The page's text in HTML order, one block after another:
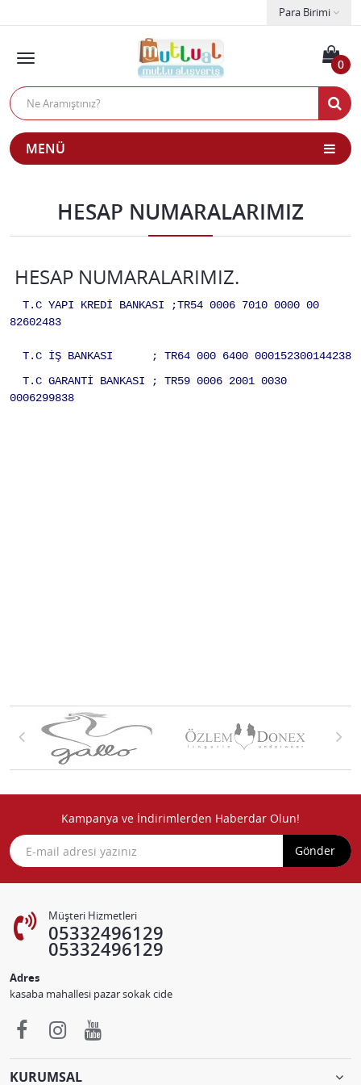
Para Birimi
0
MENÜ
HESAP NUMARALARIMIZ
HESAP NUMARALARIMIZ.
T.C YAPI KREDİ BANKASI ;TR54 0006 7010 0000 00
82602483
T.C İŞ BANKASI ; TR64 000 6400 000152300144238
T.C GARANTİ BANKASI ; TR59 0006 2001 0030
0006299838
Kampanya ve İndirimlerden Haberdar Olun!
Gönder
Müşteri Hizmetleri
05332496129
05332496129
Adres
kasaba mahallesi pazar sokak cide
KURUMSAL